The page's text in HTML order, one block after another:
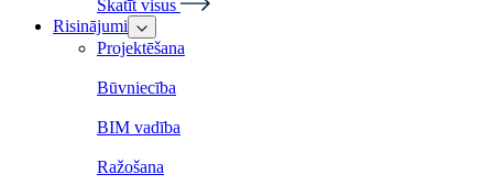
Skatīt visus
Risinājumi
Projektēšana
Būvniecība
BIM vadība
Ražošana